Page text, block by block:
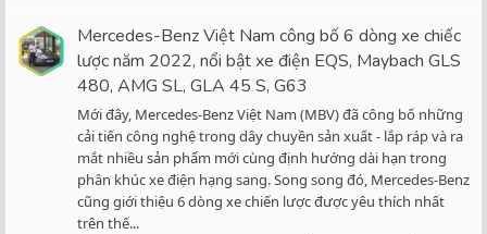
Mercedes-Benz Việt Nam công bố 6 dòng xe chiếc
lược năm 2022, nổi bật xe điện EQS, Maybach GLS
480, AMG SL, GLA 45 S, G63
Mới đây, Mercedes-Benz Việt Nam (MBV) đã công bố những
cải tiến công nghệ trong dây chuyền sản xuất - lắp ráp và ra
mắt nhiều sản phẩm mới cùng định hướng dài hạn trong
phân khúc xe điện hạng sang. Song song đó, Mercedes-Benz
cũng giới thiệu 6 dòng xe chiến lược được yêu thích nhất
trên thế...